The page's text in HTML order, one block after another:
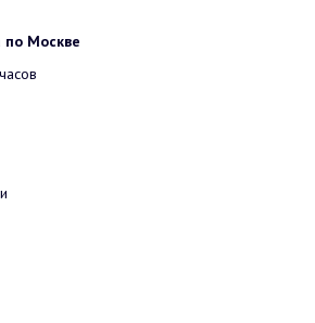
по Москве